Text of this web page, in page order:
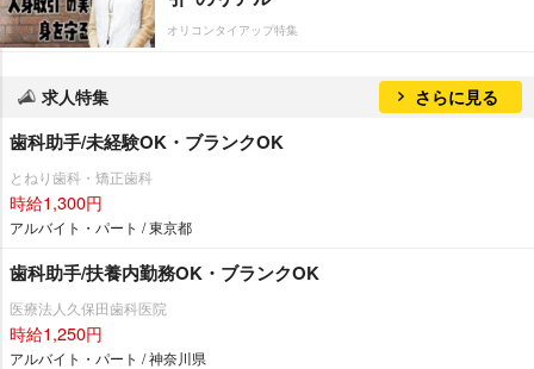
オリコンタイアップ特集
求人特集 さらに見る
歯科助手/未経験OK・ブランクOK
とねり歯科・矯正歯科
時給1,300円
アルバイト・パート / 東京都
歯科助手/扶養内勤務OK・ブランクOK
医療法人久保田歯科医院
時給1,250円
アルバイト・パート / 神奈川県